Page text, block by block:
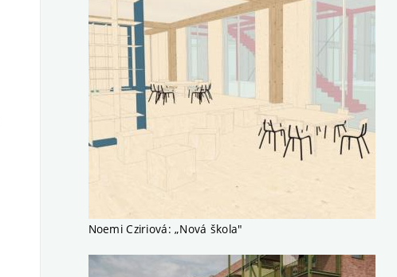
Noemi Cziriová: „Nová škola"